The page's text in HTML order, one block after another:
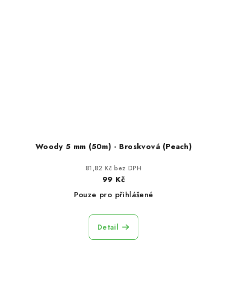
Woody 5 mm (50m) - Broskvová (Peach)
81,82 Kč bez DPH
99 Kč
Pouze pro přihlášené
Detail